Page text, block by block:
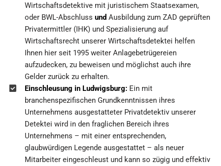
Wirtschaftsdetektive mit juristischem Staatsexamen,
oder BWL-Abschluss und Ausbildung zum ZAD geprüften
Privatermittler (IHK) und Spezialisierung auf
Wirtschaftsrecht unserer Wirtschaftsdetektei helfen
Ihnen hier seit 1995 weiter Anlagebetrügereien
aufzudecken, zu beweisen und möglichst auch ihre
Gelder zurück zu erhalten.
Einschleusung in Ludwigsburg: Ein mit
branchenspezifischen Grundkenntnissen ihres
Unternehmens ausgestatteter Privatdetektiv unserer
Detektei wird in den fraglichen Bereich ihres
Unternehmens – mit einer entsprechenden,
glaubwürdigen Legende ausgestattet – als neuer
Mitarbeiter eingeschleust und kann so zügig und effektiv